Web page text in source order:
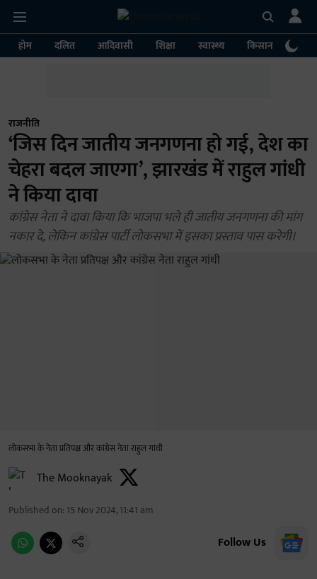
होम दलित आदिवासी शिक्षा स्वास्थ्य किसान
राजनीति
‘जिस दिन जातीय जनगणना हो गई, देश का
चेहरा बदल जाएगा’, झारखंड में राहुल गांधी
ने किया दावा
कांग्रेस नेता ने दावा किया कि भाजपा भले ही जातीय जनगणना की मांग
नकार दे, लेकिन कांग्रेस पार्टी लोकसभा में इसका प्रस्ताव पास करेगी।
लोकसभा के नेता प्रतिपक्ष और कांग्रेस नेता राहुल गांधी
The Mooknayak
Published on: 15 Nov 2024, 11:41 am
Follow Us